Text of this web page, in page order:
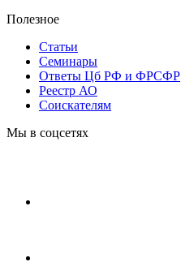
Полезное
Статьи
Cеминары
Ответы Цб РФ и ФРСФР
Реестр АО
Соискателям
Мы в соцсетях